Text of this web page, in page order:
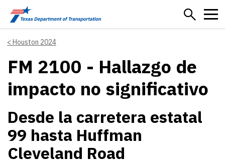
Skip to main content
Houston 2024
FM 2100 - Hallazgo de
impacto no significativo
Desde la carretera estatal
99 hasta Huffman
Cleveland Road